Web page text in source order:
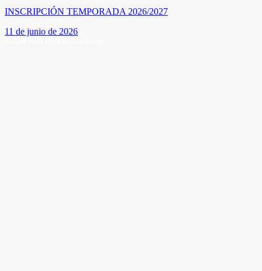
INSCRIPCIÓN TEMPORADA 2026/2027
11 de junio de 2026